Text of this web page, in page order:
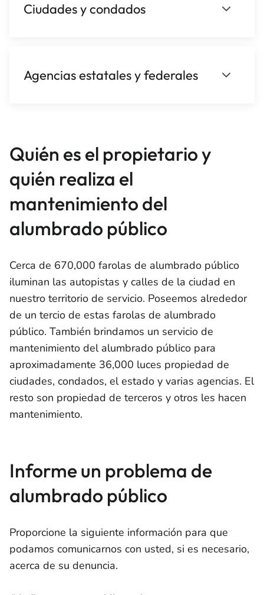
Ciudades y condados
Agencias estatales y federales
Quién es el propietario y
quién realiza el
mantenimiento del
alumbrado público
Cerca de 670,000 farolas de alumbrado público
iluminan las autopistas y calles de la ciudad en
nuestro territorio de servicio. Poseemos alrededor
de un tercio de estas farolas de alumbrado
público. También brindamos un servicio de
mantenimiento del alumbrado público para
aproximadamente 36,000 luces propiedad de
ciudades, condados, el estado y varias agencias. El
resto son propiedad de terceros y otros les hacen
mantenimiento.
Informe un problema de
alumbrado público
Proporcione la siguiente información para que
podamos comunicarnos con usted, si es necesario,
acerca de su denuncia.